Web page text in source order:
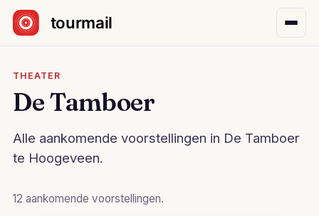
Sla navigatie over
THEATER
De Tamboer
Alle aankomende voorstellingen in De Tamboer
te Hoogeveen.
12 aankomende voorstellingen.